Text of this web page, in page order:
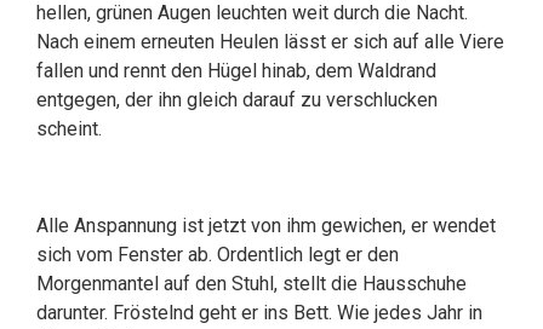
hellen, grünen Augen leuchten weit durch die Nacht.
Nach einem erneuten Heulen lässt er sich auf alle Viere
fallen und rennt den Hügel hinab, dem Waldrand
entgegen, der ihn gleich darauf zu verschlucken
scheint.
Alle Anspannung ist jetzt von ihm gewichen, er wendet
sich vom Fenster ab. Ordentlich legt er den
Morgenmantel auf den Stuhl, stellt die Hausschuhe
darunter. Fröstelnd geht er ins Bett. Wie jedes Jahr in